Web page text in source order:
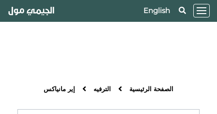
English
الصفحة الرئيسية الترفيه إير مانياكس